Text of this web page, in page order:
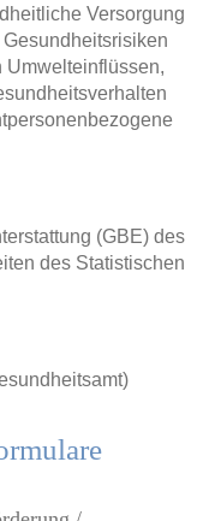
Versorgung
(GBE) des
des Statistischen